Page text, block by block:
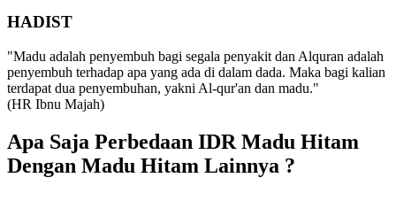
HADIST
"Madu adalah penyembuh bagi segala penyakit dan Alquran adalah
penyembuh terhadap apa yang ada di dalam dada. Maka bagi kalian
terdapat dua penyembuhan, yakni Al-qur'an dan madu."
(HR Ibnu Majah)
Apa Saja Perbedaan IDR Madu Hitam
Dengan Madu Hitam Lainnya ?